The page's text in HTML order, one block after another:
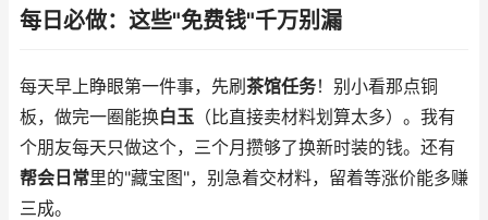
每日必做：这些"免费钱"千万别漏
每天早上睁眼第一件事，先刷 茶馆任务！别小看那点铜
板，做完一圈能换白玉 （比直接卖材料划算太多）。我有
个朋友每天只做这个，三个月攒够了换新时装的钱。还有
帮会日常里的"藏宝图"，别急着交材料，留着等涨价能多赚
三成。